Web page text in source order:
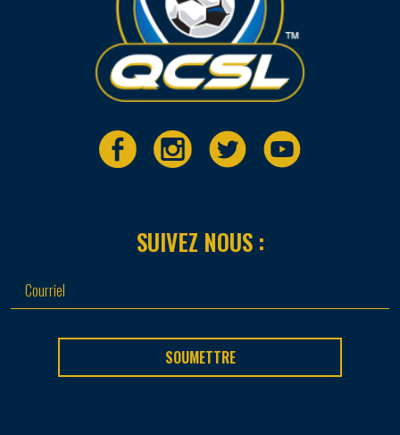
SUIVEZ NOUS :
SOUMETTRE